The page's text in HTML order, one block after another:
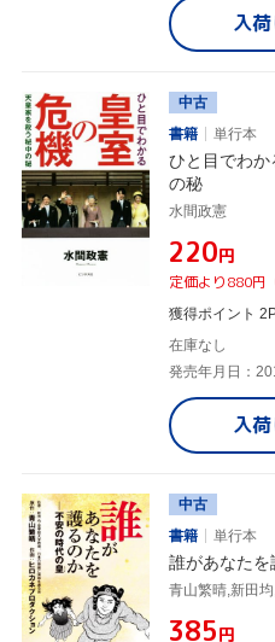
入
中古
書籍
単行本
ひと目でわか
の秘
水間政憲
¥220円
定価より880円
獲得ポイント
在庫なし
発売年月日：
入
中古
書籍
単行本
誰があなたを
¥385円